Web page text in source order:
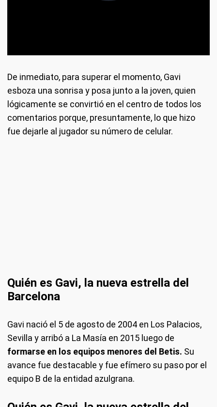
De inmediato, para superar el momento, Gavi
esboza una sonrisa y posa junto a la joven, quien
lógicamente se convirtió en el centro de todos los
comentarios porque, presuntamente, lo que hizo
fue dejarle al jugador su número de celular.
Quién es Gavi, la nueva estrella del
Barcelona
Gavi nació el 5 de agosto de 2004 en Los Palacios,
Sevilla y arribó a La Masía en 2015 luego de
formarse en los equipos menores del Betis. Su
avance fue destacable y fue efímero su paso por el
equipo B de la entidad azulgrana.